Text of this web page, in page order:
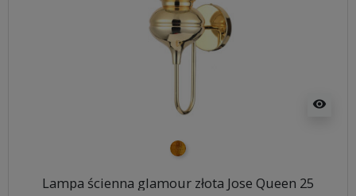
visibility
złoty
Lampa ścienna glamour złota Jose Queen 25